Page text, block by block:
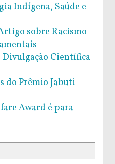
Indígena, Saúde e
sobre Racismo
Científica
do Prêmio Jabuti
Award é para